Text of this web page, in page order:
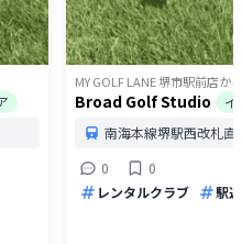
MY GOLF LANE 堺市駅前店から
Broad Golf Studio
イ
南海本線堺駅西改札直
0
0
レンタルクラブ
駅近